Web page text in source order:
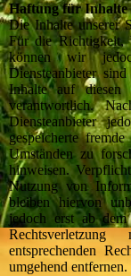
Haftung für Inhalte
Die Inhalte unserer
Für die Richtigkeit,
können wir
Diensteanbieter
Inhalte auf diesen
verantwortlich.
Diensteanbieter
gespeicherte
Umständen zu
hinweisen.
Nutzung von
bleiben hiervon
jedoch erst ab
entsprechenden
umgehend entfernen.